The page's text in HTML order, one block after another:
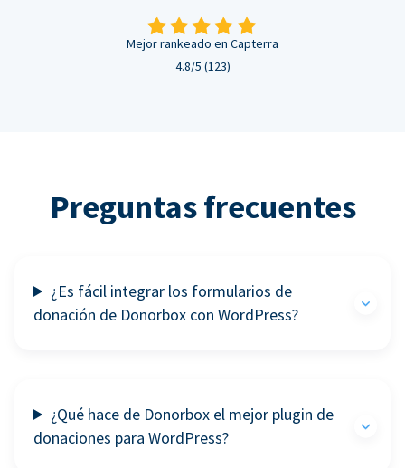
Mejor rankeado en Capterra
4.8/5 (123)
Preguntas frecuentes
¿Es fácil integrar los formularios de
donación de Donorbox con WordPress?
¿Qué hace de Donorbox el mejor plugin de
donaciones para WordPress?